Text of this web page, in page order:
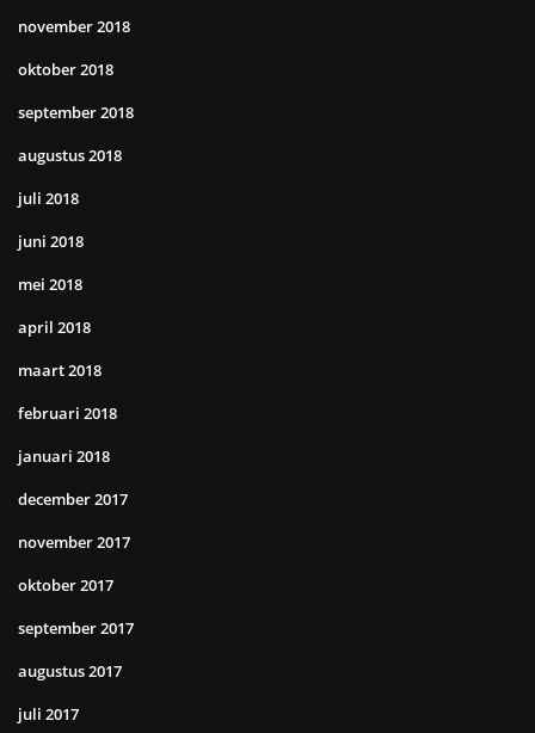
november 2018
oktober 2018
september 2018
augustus 2018
juli 2018
juni 2018
mei 2018
april 2018
maart 2018
februari 2018
januari 2018
december 2017
november 2017
oktober 2017
september 2017
augustus 2017
juli 2017